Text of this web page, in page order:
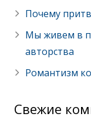
Почему
Мы живем в
авторства
Романтизм
Свежие